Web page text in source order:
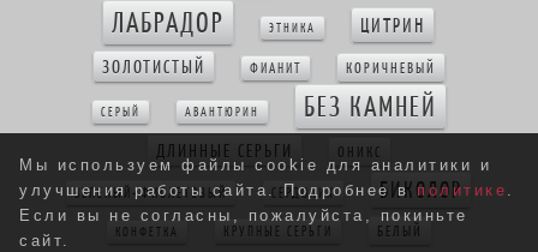
Мы используем файлы cookie для аналитики и
улучшения работы сайта. Подробнее в политике .
Если вы не согласны, пожалуйста, покиньте
сайт.
ЛАБРАДОР ЭТНИКА ЦИТРИН
ЗОЛОТИСТЫЙ ФИАНИТ КОРИЧНЕВЫЙ
СЕРЫЙ АВАНТЮРИН БЕЗ КАМНЕЙ
ДЛИННЫЕ СЕРЬГИ ОНИКС
ЗЕЛЕНЫЙ+ФИОЛЕТОВЫЙ СЕРДОЛИК БИКОЛОР
КОНФЕТКА КРУПНЫЕ СЕРЬГИ БЕЛЫЙ